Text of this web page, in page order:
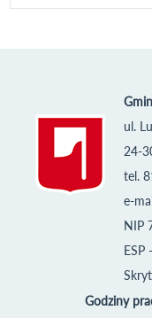
ul.
24-
tel.
e-
NIP
ESP
Godziny